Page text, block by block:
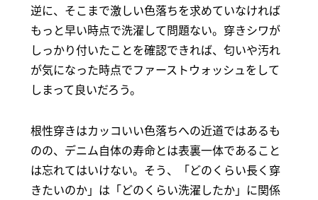
逆に、そこまで激しい色落ちを求めていなければ
もっと早い時点で洗濯して問題ない。穿きシワが
しっかり付いたことを確認できれば、匂いや汚れ
が気になった時点でファーストウォッシュをして
しまって良いだろう。
根性穿きはカッコいい色落ちへの近道ではあるも
のの、デニム自体の寿命とは表裏一体であること
は忘れてはいけない。そう、「どのくらい長く穿
きたいのか」は「どのくらい洗濯したか」に関係